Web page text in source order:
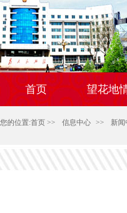
首页 望花地
您的位置:首页 >> 信息中心 >> 新闻